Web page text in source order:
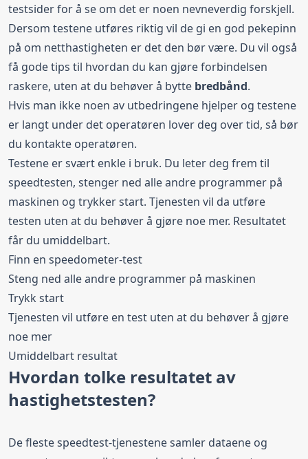
testsider for å se om det er noen nevneverdig forskjell.
Dersom testene utføres riktig vil de gi en god pekepinn
på om netthastigheten er det den bør være. Du vil også
få gode tips til hvordan du kan gjøre forbindelsen
raskere, uten at du behøver å bytte bredbånd.
Hvis man ikke noen av utbedringene hjelper og testene
er langt under det operatøren lover deg over tid, så bør
du kontakte operatøren.
Testene er svært enkle i bruk. Du leter deg frem til
speedtesten, stenger ned alle andre programmer på
maskinen og trykker start. Tjenesten vil da utføre
testen uten at du behøver å gjøre noe mer. Resultatet
får du umiddelbart.
Finn en speedometer-test
Steng ned alle andre programmer på maskinen
Trykk start
Tjenesten vil utføre en test uten at du behøver å gjøre
noe mer
Umiddelbart resultat
Hvordan tolke resultatet av
hastighetstesten?
De fleste speedtest-tjenestene samler dataene og